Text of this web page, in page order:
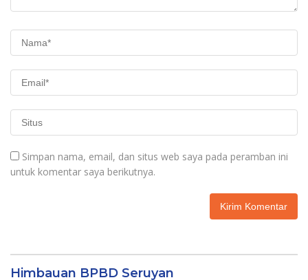
Simpan nama, email, dan situs web saya pada peramban ini
untuk komentar saya berikutnya.
Himbauan BPBD Seruyan